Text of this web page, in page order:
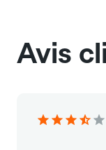
Avis